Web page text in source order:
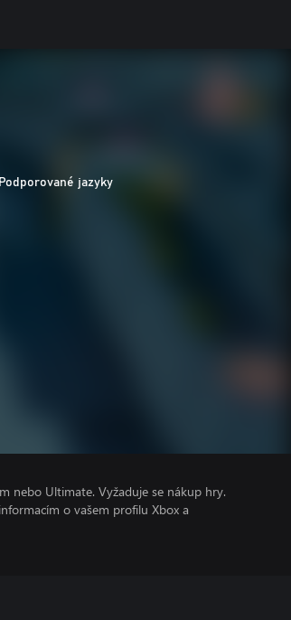
jazyky
nebo Ultimate. Vyžaduje se nákup hry.
o vašem profilu Xbox a